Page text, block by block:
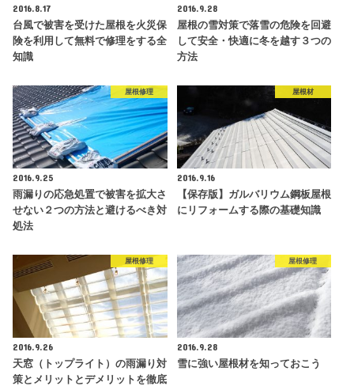
2016.8.17
台風で被害を受けた屋根を火災保
険を利用して無料で修理をする全
知識
2016.9.28
屋根の雪対策で落雪の危険を回避
して安全・快適に冬を越す３つの
方法
屋根修理
2016.9.25
雨漏りの応急処置で被害を拡大さ
せない２つの方法と避けるべき対
処法
屋根材
2016.9.16
【保存版】ガルバリウム鋼板屋根
にリフォームする際の基礎知識
屋根修理
2016.9.26
天窓（トップライト）の雨漏り対
策とメリットとデメリットを徹底
屋根修理
2016.9.28
雪に強い屋根材を知っておこう